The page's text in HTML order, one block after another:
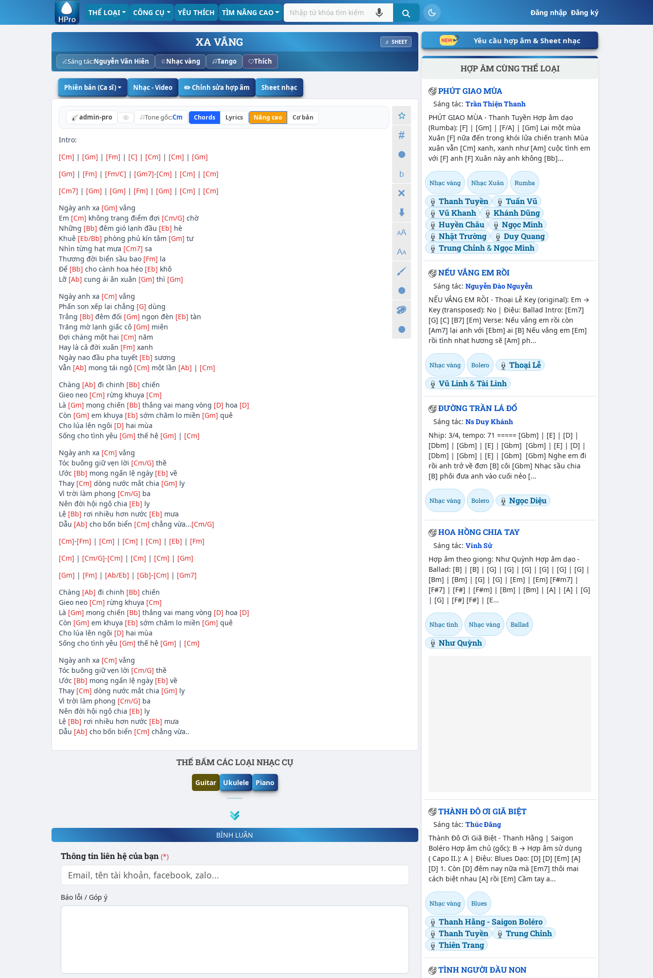
Đăng nhập|Đăng ký
THỂ LOẠI CÔNG CỤ YÊU THÍCH TÌM NÂNG CAO
XA VẮNG ♬ SHEET
Sáng tác:Nguyễn Văn Hiên Nhạc vàng Tango Thích
Phiên bản (Ca sĩ) Nhạc - Video ✏️ Chỉnh sửa hợp âm Sheet nhạc
admin-pro Tone gốc:Cm Chords Lyrics Nâng cao Cơ bản
Intro:
[Cm] | [Gm] | [Fm] | [C] | [Cm] | [Cm] | [Gm]
[Gm] | [Fm] | [Fm/C] | [Gm7]-[Cm] | [Cm] | [Cm]
[Cm7] | [Gm] | [Gm] | [Fm] | [Gm] | [Cm] | [Cm]
Ngày anh xa [Gm] vắng
Em [Cm] không trang điểm đợi [Cm/G] chờ
Những [Bb] đêm gió lạnh đầu [Eb] hè
Khuê [Eb/Bb] phòng phủ kín tâm [Gm] tư
Nhìn từng hạt mưa [Cm7] sa
Thương đời biển sầu bao [Fm] la
Để [Bb] cho cành hoa héo [Eb] khô
Lỡ [Ab] cung ái ân xuân [Gm] thì [Gm]
Ngày anh xa [Cm] vắng
Phấn son xếp lại chẳng [G] dùng
Trắng [Bb] đêm đối [Gm] ngọn đèn [Eb] tàn
Trăng mờ lạnh giấc cô [Gm] miên
Đợi chàng một hai [Cm] năm
Hay là cả đời xuân [Fm] xanh
Ngày nao đầu pha tuyết [Eb] sương
Vẫn [Ab] mong tái ngộ [Cm] một lần [Ab] | [Cm]
Chàng [Ab] đi chinh [Bb] chiến
Gieo neo [Cm] rừng khuya [Cm]
Là [Gm] mong chiến [Bb] thắng vai mang vòng [D] hoa [D]
Còn [Gm] em khuya [Eb] sớm chăm lo miền [Gm] quê
Cho lúa lên ngôi [D] hai mùa
Sống cho tình yêu [Gm] thế hệ [Gm] | [Cm]
Ngày anh xa [Cm] vắng
Tóc buông giữ vẹn lời [Cm/G] thề
Ước [Bb] mong ngấn lệ ngày [Eb] về
Thay [Cm] dòng nước mắt chia [Gm] ly
Vì trời làm phong [Cm/G] ba
Nên đời hội ngộ chia [Eb] ly
Lệ [Bb] rơi nhiều hơn nước [Eb] mưa
Dẫu [Ab] cho bốn biển [Cm] chẳng vừa...[Cm/G]
[Cm]-[Fm] | [Cm] | [Cm] | [Cm] | [Eb] | [Fm]
[Cm] | [Cm/G]-[Cm] | [Cm] | [Cm] | [Gm]
[Gm] | [Fm] | [Ab/Eb] | [Gb]-[Cm] | [Gm7]
Chàng [Ab] đi chinh [Bb] chiến
Gieo neo [Cm] rừng khuya [Cm]
Là [Gm] mong chiến [Bb] thắng vai mang vòng [D] hoa [D]
Còn [Gm] em khuya [Eb] sớm chăm lo miền [Gm] quê
Cho lúa lên ngôi [D] hai mùa
Sống cho tình yêu [Gm] thế hệ [Gm] | [Cm]
Ngày anh xa [Cm] vắng
Tóc buông giữ vẹn lời [Cm/G] thề
Ước [Bb] mong ngấn lệ ngày [Eb] về
Thay [Cm] dòng nước mắt chia [Gm] ly
Vì trời làm phong [Cm/G] ba
Nên đời hội ngộ chia [Eb] ly
Lệ [Bb] rơi nhiều hơn nước [Eb] mưa
Dẫu [Ab] cho bốn biển [Cm] chẳng vừa..
THẾ BẤM CÁC LOẠI NHẠC CỤ
Guitar Ukulele Piano
BÌNH LUẬN
Thông tin liên hệ của bạn (*)
Báo lỗi / Góp ý
Yêu cầu hợp âm & Sheet nhạc
HỢP ÂM CÙNG THỂ LOẠI
PHÚT GIAO MÙA
Sáng tác:Trần Thiện Thanh
PHÚT GIAO MÙA - Thanh Tuyền Hợp âm dạo
(Rumba): [F] | [Gm] | [F/A] | [Gm] Lại một mùa
Xuân [F] nữa đến trong khói lửa chiến tranh Mùa
xuân vẫn [Cm] xanh, xanh như [Am] cuộc tình em
với [F] anh [F] Xuân này anh không [Bb]...
Nhạc vàng Nhạc Xuân Rumba
Thanh Tuyền
Tuấn Vũ
Vũ Khanh
Khánh Dũng
Huyền Châu
Ngọc Minh
Nhật Trường
Duy Quang
Trung Chỉnh&Ngọc Minh
NẾU VẮNG EM RỒI
Sáng tác:Nguyễn Đào Nguyễn
NẾU VẮNG EM RỒI - Thoại Lễ Key (original): Em →
Key (transposed): No | Điệu: Ballad Intro: [Em7]
[G] [C] [B7] [Em] Verse: Nếu vắng em rồi còn
[Am7] lại anh với [Ebm] ai [B] Nếu vắng em [Em]
rồi tình nhạt hương sẽ [Am] ph...
Nhạc vàng Bolero
Thoại Lễ
Vũ Linh&Tài Linh
ĐƯỜNG TRẦN LÁ ĐỔ
Sáng tác:Ns Duy Khánh
Nhịp: 3/4, tempo: 71 ===== [Gbm] | [E] | [D] |
[Dbm] | [Gbm] | [E] | [Gbm] [Gbm] | [E] | [D] |
[Dbm] | [Gbm] | [E] | [Gbm] [Gbm] Nghe em đi
rồi anh trở về đơn [B] côi [Gbm] Nhạc sầu chia
[B] phôi đưa anh vào cuối nẻo [...
Nhạc vàng Bolero Ngọc Diệu
HOA HỒNG CHIA TAY
Sáng tác:Vinh Sử
Hợp âm theo giọng: Như Quỳnh Hợp âm dạo -
Ballad: [B] | [B] | [G] | [G] | [G] | [G] | [G] | [G] |
[Bm] | [Bm] | [G] | [G] | [Em] | [Em] [F#m7] |
[F#7] | [F#] | [F#m] | [Bm] | [Bm] | [A] | [A] | [G]
| [G] | [F#] [F#] | [E...
Nhạc tình Nhạc vàng Ballad
Như Quỳnh
THÀNH ĐÔ ƠI GIÃ BIỆT
Sáng tác:Thúc Đăng
Thành Đô Ơi Giã Biệt - Thanh Hằng | Saigon
Boléro Hợp âm chủ (gốc): B → Hợp âm sử dụng
( Capo II.): A | Điệu: Blues Dạo: [D] [D] [Em] [A]
[D] 1. Còn [D] đêm nay nữa mà [Em7] thôi mai
cách biệt nhau [A] rồi [Em] Cầm tay a...
Nhạc vàng Blues
Thanh Hằng - Saigon Boléro
Thanh Tuyền
Trung Chỉnh
Thiên Trang
TÌNH NGƯỜI ĐẦU NON